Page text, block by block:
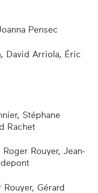
Pensec
David Arriola, Éric
Stéphane
Rachet
Roger Rouyer, Jean-
Rouyer, Gérard